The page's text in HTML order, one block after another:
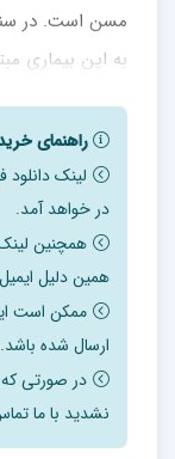
به این بیماری
ترشح کننده ی
بیماری
بیماری را فلج
علائم شایع:
قامت
از بین
راهنمای
لینک
در خواهد آمد.
همچنین
همین دلیل
ارسال شده باشد.
در صورتی که
نشدید با ما